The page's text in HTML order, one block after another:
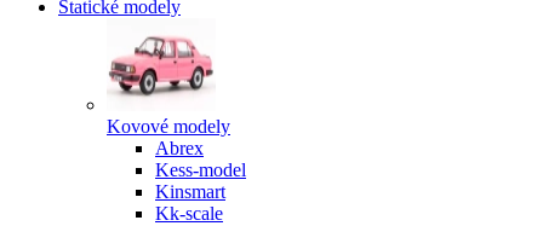
Statické modely
Kovové modely
Abrex
Kess-model
Kinsmart
Kk-scale